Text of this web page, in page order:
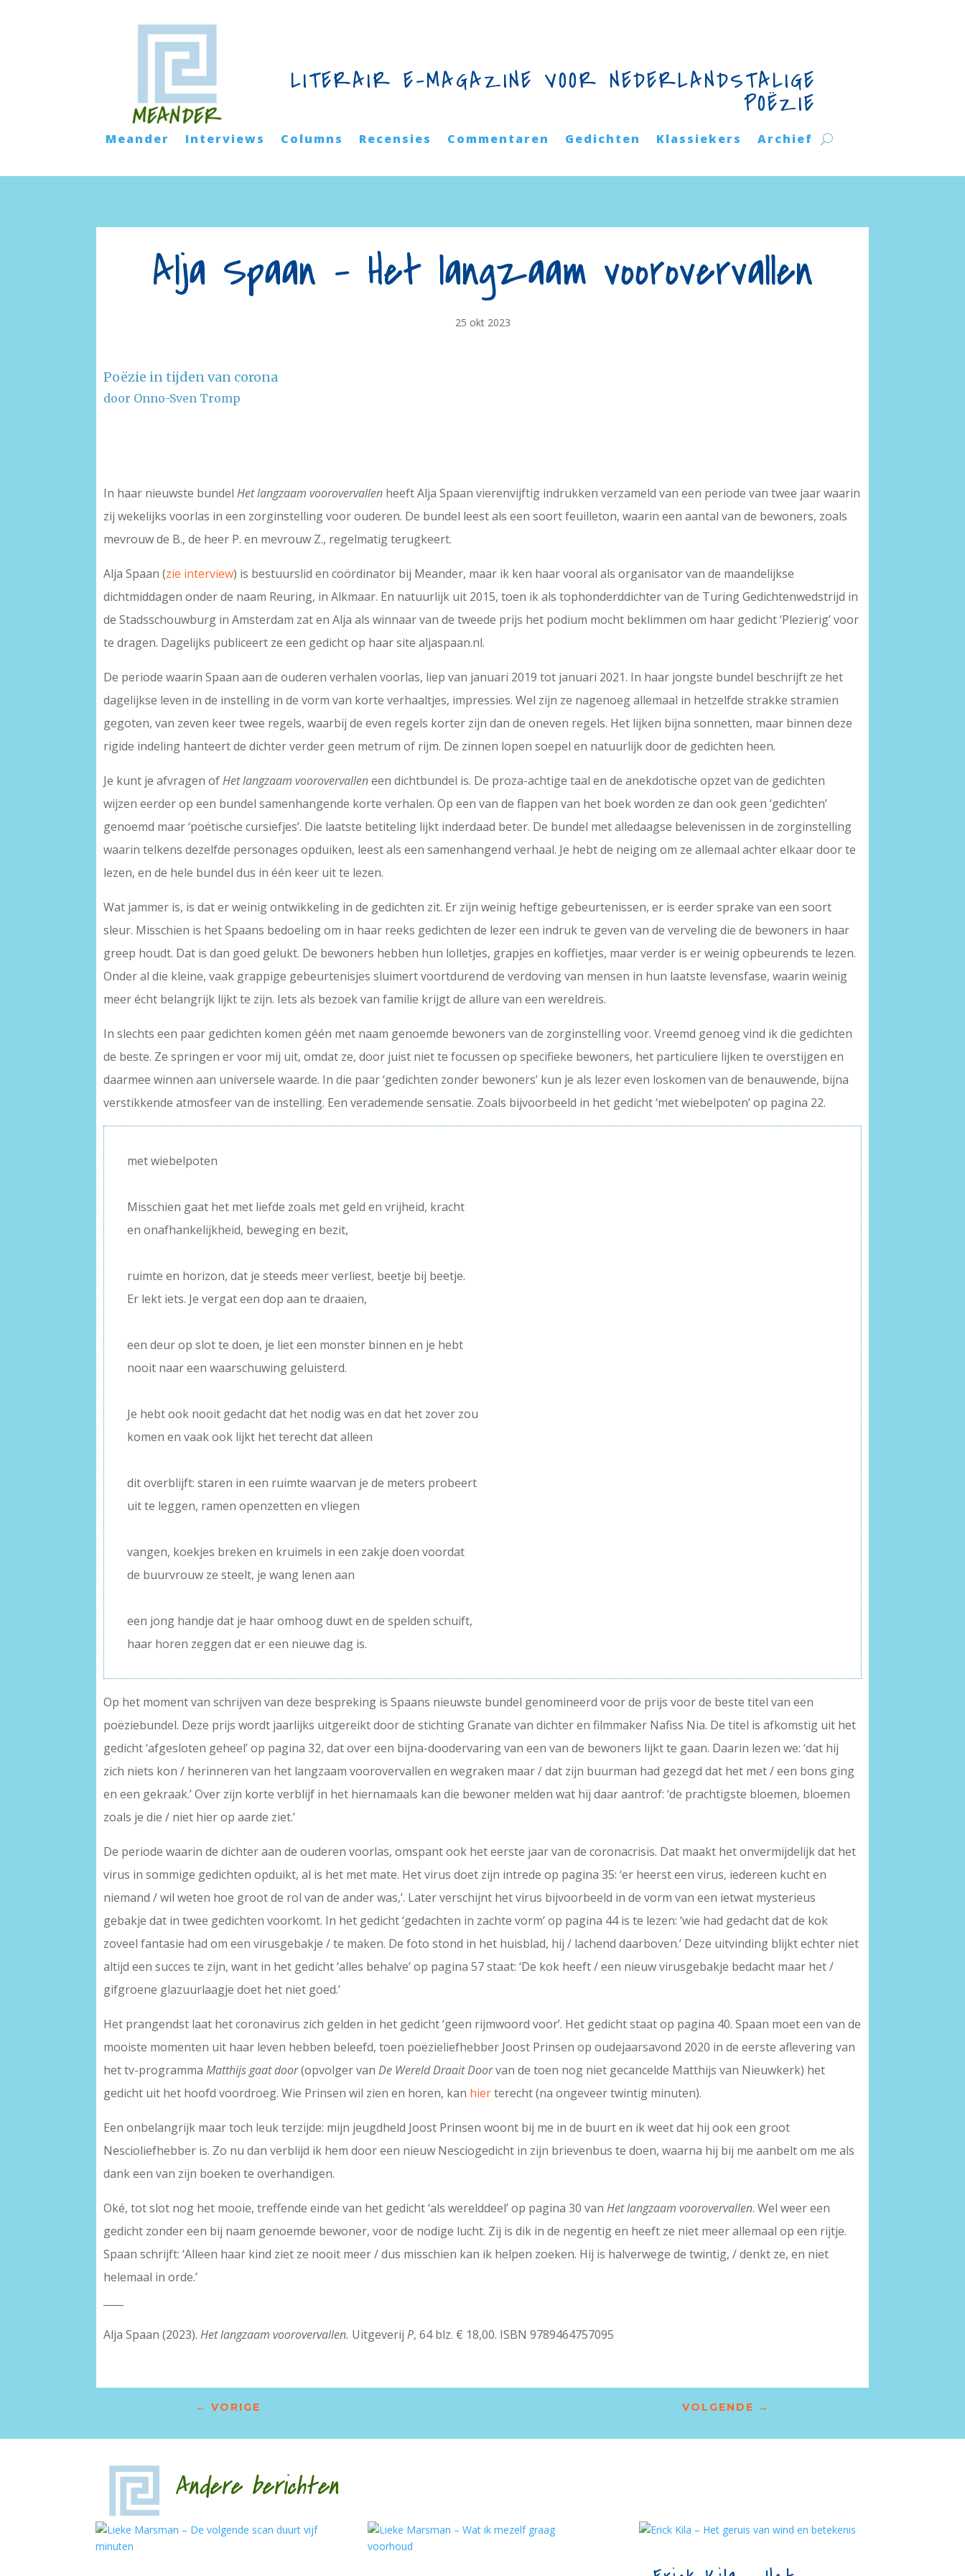
LITERAIR E-MAGAZINE VOOR NEDERLANDSTALIGE
POËZIE
Meander Interviews Columns Recensies Commentaren Gedichten Klassiekers Archief
Alja Spaan – Het langzaam voorovervallen
25 okt 2023
Poëzie in tijden van corona
door Onno-Sven Tromp
In haar nieuwste bundelHet langzaam voorovervallen heeft Alja Spaan vierenvijftig indrukken verzameld van een periode van twee jaar waarin
zij wekelijks voorlas in een zorginstelling voor ouderen. De bundel leest als een soort feuilleton, waarin een aantal van de bewoners, zoals
mevrouw de B., de heer P. en mevrouw Z., regelmatig terugkeert.
Alja Spaan (zie interview) is bestuurslid en coördinator bij Meander, maar ik ken haar vooral als organisator van de maandelijkse
dichtmiddagen onder de naam Reuring, in Alkmaar. En natuurlijk uit 2015, toen ik als tophonderddichter van de Turing Gedichtenwedstrijd in
de Stadsschouwburg in Amsterdam zat en Alja als winnaar van de tweede prijs het podium mocht beklimmen om haar gedicht ‘Plezierig’ voor
te dragen. Dagelijks publiceert ze een gedicht op haar site aljaspaan.nl.
De periode waarin Spaan aan de ouderen verhalen voorlas, liep van januari 2019 tot januari 2021. In haar jongste bundel beschrijft ze het
dagelijkse leven in de instelling in de vorm van korte verhaaltjes, impressies. Wel zijn ze nagenoeg allemaal in hetzelfde strakke stramien
gegoten, van zeven keer twee regels, waarbij de even regels korter zijn dan de oneven regels. Het lijken bijna sonnetten, maar binnen deze
rigide indeling hanteert de dichter verder geen metrum of rijm. De zinnen lopen soepel en natuurlijk door de gedichten heen.
Je kunt je afvragen ofHet langzaam voorovervalleneen dichtbundel is. De proza-achtige taal en de anekdotische opzet van de gedichten
wijzen eerder op een bundel samenhangende korte verhalen. Op een van de flappen van het boek worden ze dan ook geen ‘gedichten’
genoemd maar ‘poëtische cursiefjes’. Die laatste betiteling lijkt inderdaad beter. De bundel met alledaagse belevenissen in de zorginstelling
waarin telkens dezelfde personages opduiken, leest als een samenhangend verhaal. Je hebt de neiging om ze allemaal achter elkaar door te
lezen, en de hele bundel dus in één keer uit te lezen.
Wat jammer is, is dat er weinig ontwikkeling in de gedichten zit. Er zijn weinig heftige gebeurtenissen, er is eerder sprake van een soort
sleur. Misschien is het Spaans bedoeling om in haar reeks gedichten de lezer een indruk te geven van de verveling die de bewoners in haar
greep houdt. Dat is dan goed gelukt. De bewoners hebben hun lolletjes, grapjes en koffietjes, maar verder is er weinig opbeurends te lezen.
Onder al die kleine, vaak grappige gebeurtenisjes sluimert voortdurend de verdoving van mensen in hun laatste levensfase, waarin weinig
meer écht belangrijk lijkt te zijn. Iets als bezoek van familie krijgt de allure van een wereldreis.
In slechts een paar gedichten komen géén met naam genoemde bewoners van de zorginstelling voor. Vreemd genoeg vind ik die gedichten
de beste. Ze springen er voor mij uit, omdat ze, door juist niet te focussen op specifieke bewoners, het particuliere lijken te overstijgen en
daarmee winnen aan universele waarde. In die paar ‘gedichten zonder bewoners’ kun je als lezer even loskomen van de benauwende, bijna
verstikkende atmosfeer van de instelling. Een verademende sensatie. Zoals bijvoorbeeld in het gedicht ‘met wiebelpoten’ op pagina 22.
met wiebelpoten
Misschien gaat het met liefde zoals met geld en vrijheid, kracht
en onafhankelijkheid, beweging en bezit,
ruimte en horizon, dat je steeds meer verliest, beetje bij beetje.
Er lekt iets. Je vergat een dop aan te draaien,
een deur op slot te doen, je liet een monster binnen en je hebt
nooit naar een waarschuwing geluisterd.
Je hebt ook nooit gedacht dat het nodig was en dat het zover zou
komen en vaak ook lijkt het terecht dat alleen
dit overblijft: staren in een ruimte waarvan je de meters probeert
uit te leggen, ramen openzetten en vliegen
vangen, koekjes breken en kruimels in een zakje doen voordat
de buurvrouw ze steelt, je wang lenen aan
een jong handje dat je haar omhoog duwt en de spelden schuift,
haar horen zeggen dat er een nieuwe dag is.
Op het moment van schrijven van deze bespreking is Spaans nieuwste bundel genomineerd voor de prijs voor de beste titel van een
poëziebundel. Deze prijs wordt jaarlijks uitgereikt door de stichting Granate van dichter en filmmaker Nafiss Nia. De titel is afkomstig uit het
gedicht ‘afgesloten geheel’ op pagina 32, dat over een bijna-doodervaring van een van de bewoners lijkt te gaan. Daarin lezen we: ‘dat hij
zich niets kon / herinneren van het langzaam voorovervallen en wegraken maar / dat zijn buurman had gezegd dat het met / een bons ging
en een gekraak.’ Over zijn korte verblijf in het hiernamaals kan die bewoner melden wat hij daar aantrof: ‘de prachtigste bloemen, bloemen
zoals je die / niet hier op aarde ziet.’
De periode waarin de dichter aan de ouderen voorlas, omspant ook het eerste jaar van de coronacrisis. Dat maakt het onvermijdelijk dat het
virus in sommige gedichten opduikt, al is het met mate. Het virus doet zijn intrede op pagina 35: ‘er heerst een virus, iedereen kucht en
niemand / wil weten hoe groot de rol van de ander was,’. Later verschijnt het virus bijvoorbeeld in de vorm van een ietwat mysterieus
gebakje dat in twee gedichten voorkomt. In het gedicht ‘gedachten in zachte vorm’ op pagina 44 is te lezen: ‘wie had gedacht dat de kok
zoveel fantasie had om een virusgebakje / te maken. De foto stond in het huisblad, hij / lachend daarboven.’ Deze uitvinding blijkt echter niet
altijd een succes te zijn, want in het gedicht ‘alles behalve’ op pagina 57 staat: ‘De kok heeft / een nieuw virusgebakje bedacht maar het /
gifgroene glazuurlaagje doet het niet goed.’
Het prangendst laat het coronavirus zich gelden in het gedicht ‘geen rijmwoord voor’. Het gedicht staat op pagina 40. Spaan moet een van de
mooiste momenten uit haar leven hebben beleefd, toen poëzieliefhebber Joost Prinsen op oudejaarsavond 2020 in de eerste aflevering van
het tv-programmaMatthijs gaat door(opvolger vanDe Wereld Draait Doorvan de toen nog niet gecancelde Matthijs van Nieuwkerk) het
gedicht uit het hoofd voordroeg. Wie Prinsen wil zien en horen, kan hierterecht (na ongeveer twintig minuten).
Een onbelangrijk maar toch leuk terzijde: mijn jeugdheld Joost Prinsen woont bij me in de buurt en ik weet dat hij ook een groot
Nescioliefhebber is. Zo nu dan verblijd ik hem door een nieuw Nesciogedicht in zijn brievenbus te doen, waarna hij bij me aanbelt om me als
dank een van zijn boeken te overhandigen.
Oké, tot slot nog het mooie, treffende einde van het gedicht ‘als werelddeel’ op pagina 30 vanHet langzaam voorovervallen. Wel weer een
gedicht zonder een bij naam genoemde bewoner, voor de nodige lucht. Zij is dik in de negentig en heeft ze niet meer allemaal op een rijtje.
Spaan schrijft: ‘Alleen haar kind ziet ze nooit meer / dus misschien kan ik helpen zoeken. Hij is halverwege de twintig, / denkt ze, en niet
helemaal in orde.’
Alja Spaan (2023).Het langzaam voorovervallen. Uitgeverij P, 64 blz. € 18,00. ISBN 9789464757095
← VORIGE VOLGENDE →
Andere berichten